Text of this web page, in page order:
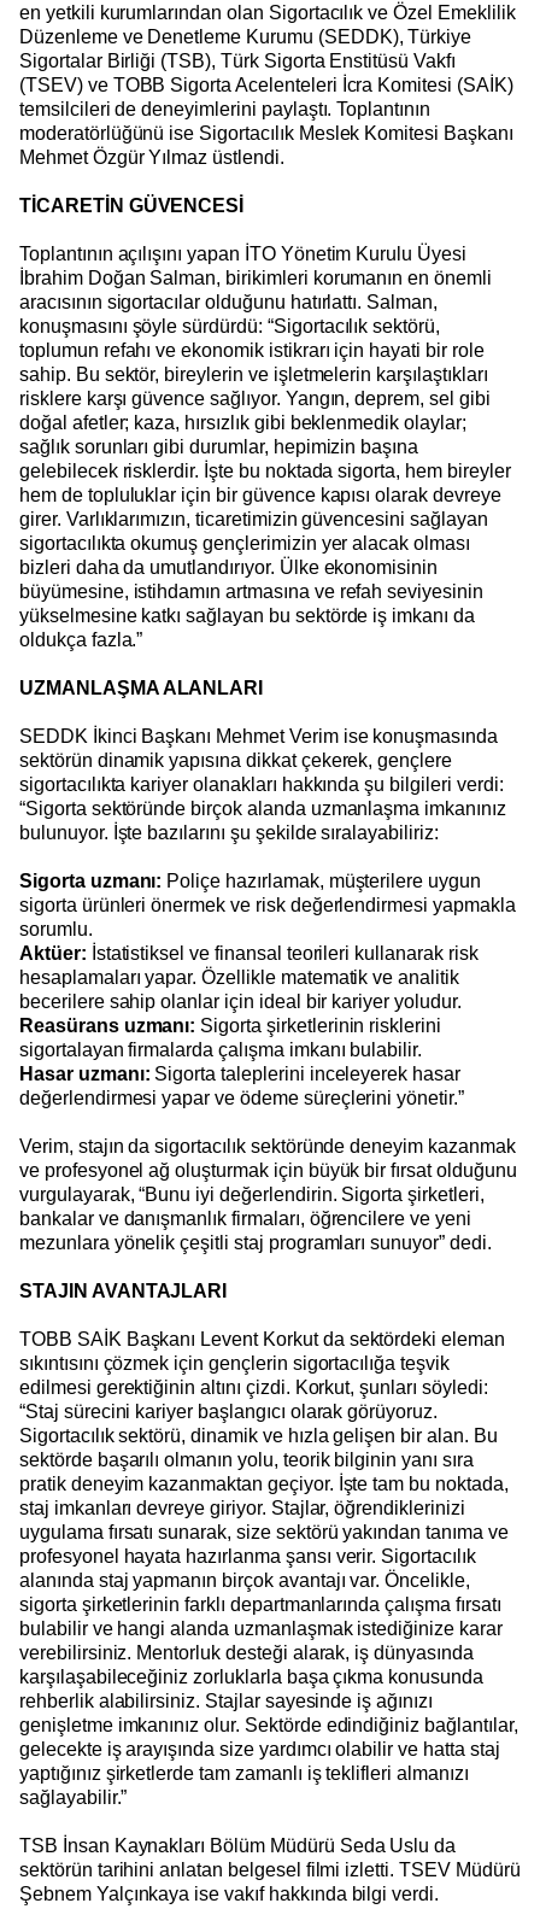
en yetkili kurumlarından olan Sigortacılık ve Özel Emeklilik
Düzenleme ve Denetleme Kurumu (SEDDK), Türkiye
Sigortalar Birliği (TSB), Türk Sigorta Enstitüsü Vakfı
(TSEV) ve TOBB Sigorta Acelenteleri İcra Komitesi (SAİK)
temsilcileri de deneyimlerini paylaştı. Toplantının
moderatörlüğünü ise Sigortacılık Meslek Komitesi Başkanı
Mehmet Özgür Yılmaz üstlendi.
TİCARETİN GÜVENCESİ
Toplantının açılışını yapan İTO Yönetim Kurulu Üyesi
İbrahim Doğan Salman, birikimleri korumanın en önemli
aracısının sigortacılar olduğunu hatırlattı. Salman,
konuşmasını şöyle sürdürdü: “Sigortacılık sektörü,
toplumun refahı ve ekonomik istikrarı için hayati bir role
sahip. Bu sektör, bireylerin ve işletmelerin karşılaştıkları
risklere karşı güvence sağlıyor. Yangın, deprem, sel gibi
doğal afetler; kaza, hırsızlık gibi beklenmedik olaylar;
sağlık sorunları gibi durumlar, hepimizin başına
gelebilecek risklerdir. İşte bu noktada sigorta, hem bireyler
hem de topluluklar için bir güvence kapısı olarak devreye
girer. Varlıklarımızın, ticaretimizin güvencesini sağlayan
sigortacılıkta okumuş gençlerimizin yer alacak olması
bizleri daha da umutlandırıyor. Ülke ekonomisinin
büyümesine, istihdamın artmasına ve refah seviyesinin
yükselmesine katkı sağlayan bu sektörde iş imkanı da
oldukça fazla.”
UZMANLAŞMA ALANLARI
SEDDK İkinci Başkanı Mehmet Verim ise konuşmasında
sektörün dinamik yapısına dikkat çekerek, gençlere
sigortacılıkta kariyer olanakları hakkında şu bilgileri verdi:
“Sigorta sektöründe birçok alanda uzmanlaşma imkanınız
bulunuyor. İşte bazılarını şu şekilde sıralayabiliriz:
Sigorta uzmanı: Poliçe hazırlamak, müşterilere uygun
sigorta ürünleri önermek ve risk değerlendirmesi yapmakla
sorumlu.
Aktüer: İstatistiksel ve finansal teorileri kullanarak risk
hesaplamaları yapar. Özellikle matematik ve analitik
becerilere sahip olanlar için ideal bir kariyer yoludur.
Reasürans uzmanı: Sigorta şirketlerinin risklerini
sigortalayan firmalarda çalışma imkanı bulabilir.
Hasar uzmanı: Sigorta taleplerini inceleyerek hasar
değerlendirmesi yapar ve ödeme süreçlerini yönetir.”
Verim, stajın da sigortacılık sektöründe deneyim kazanmak
ve profesyonel ağ oluşturmak için büyük bir fırsat olduğunu
vurgulayarak, “Bunu iyi değerlendirin. Sigorta şirketleri,
bankalar ve danışmanlık firmaları, öğrencilere ve yeni
mezunlara yönelik çeşitli staj programları sunuyor” dedi.
STAJIN AVANTAJLARI
TOBB SAİK Başkanı Levent Korkut da sektördeki eleman
sıkıntısını çözmek için gençlerin sigortacılığa teşvik
edilmesi gerektiğinin altını çizdi. Korkut, şunları söyledi:
“Staj sürecini kariyer başlangıcı olarak görüyoruz.
Sigortacılık sektörü, dinamik ve hızla gelişen bir alan. Bu
sektörde başarılı olmanın yolu, teorik bilginin yanı sıra
pratik deneyim kazanmaktan geçiyor. İşte tam bu noktada,
staj imkanları devreye giriyor. Stajlar, öğrendiklerinizi
uygulama fırsatı sunarak, size sektörü yakından tanıma ve
profesyonel hayata hazırlanma şansı verir. Sigortacılık
alanında staj yapmanın birçok avantajı var. Öncelikle,
sigorta şirketlerinin farklı departmanlarında çalışma fırsatı
bulabilir ve hangi alanda uzmanlaşmak istediğinize karar
verebilirsiniz. Mentorluk desteği alarak, iş dünyasında
karşılaşabileceğiniz zorluklarla başa çıkma konusunda
rehberlik alabilirsiniz. Stajlar sayesinde iş ağınızı
genişletme imkanınız olur. Sektörde edindiğiniz bağlantılar,
gelecekte iş arayışında size yardımcı olabilir ve hatta staj
yaptığınız şirketlerde tam zamanlı iş teklifleri almanızı
sağlayabilir.”
TSB İnsan Kaynakları Bölüm Müdürü Seda Uslu da
sektörün tarihini anlatan belgesel filmi izletti. TSEV Müdürü
Şebnem Yalçınkaya ise vakıf hakkında bilgi verdi.